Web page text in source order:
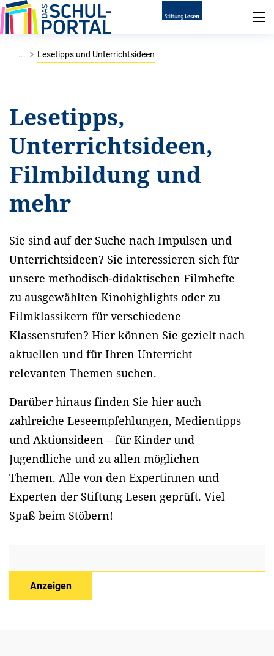
... Lesetipps und Unterrichtsideen
Lesetipps,
Unterrichtsideen,
Filmbildung und
mehr
Sie sind auf der Suche nach Impulsen und
Unterrichtsideen? Sie interessieren sich für
unsere methodisch-didaktischen Filmhefte
zu ausgewählten Kinohighlights oder zu
Filmklassikern für verschiedene
Klassenstufen? Hier können Sie gezielt nach
aktuellen und für Ihren Unterricht
relevanten Themen suchen.
Darüber hinaus finden Sie hier auch
zahlreiche Leseempfehlungen, Medientipps
und Aktionsideen – für Kinder und
Jugendliche und zu allen möglichen
Themen. Alle von den Expertinnen und
Experten der Stiftung Lesen geprüft. Viel
Spaß beim Stöbern!
Anzeigen